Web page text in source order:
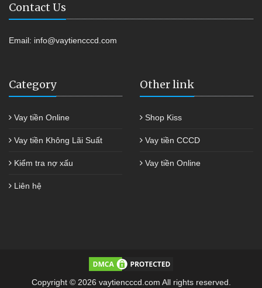
Contact Us
Email: info@vaytiencccd.com
Category
Vay tiền Online
Vay tiền Không Lãi Suất
Kiểm tra nợ xấu
Liên hệ
Other link
Shop Kiss
Vay tiền CCCD
Vay tiền Online
Copyright © 2026 vaytiencccd.com All rights reserved.